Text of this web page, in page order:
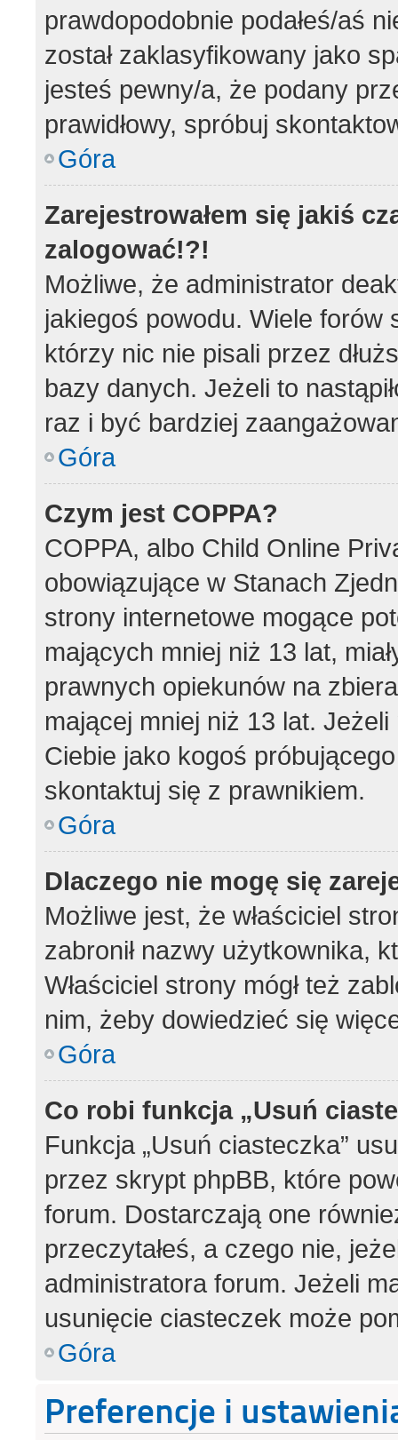
prawdopodobnie podałeś/aś
został zaklasyfikowany jako
jesteś pewny/a, że podany
prawidłowy, spróbuj
Góra
Zarejestrowałem się jakiś
zalogować!?!
Możliwe, że administrator
jakiegoś powodu. Wiele
którzy nic nie pisali przez
bazy danych. Jeżeli to
raz i być bardziej
Góra
Czym jest COPPA?
COPPA, albo Child Online
obowiązujące w Stanach
strony internetowe mogące
mających mniej niż 13 lat,
prawnych opiekunów na
mającej mniej niż 13 lat.
Ciebie jako kogoś
skontaktuj się z prawnikiem.
Góra
Dlaczego nie mogę się
Możliwe jest, że właściciel
zabronił nazwy użytkownika,
Właściciel strony mógł też
nim, żeby dowiedzieć się
Góra
Co robi funkcja „Usuń
Funkcja „Usuń ciasteczka”
przez skrypt phpBB, które
forum. Dostarczają one
przeczytałeś, a czego nie,
administratora forum. Jeżeli
usunięcie ciasteczek może
Góra
Preferencje i